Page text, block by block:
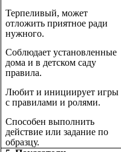
Терпеливый, может
отложить приятное ради
нужного.
Соблюдает установленные
дома и в детском саду
правила.
Любит и инициирует игры
с правилами и ролями.
Способен выполнить
действие или задание по
образцу.